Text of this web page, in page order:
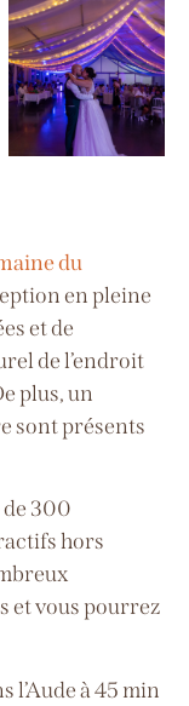
du
en pleine
et de
de l’endroit
plus, un
sont présents
de 300
hors
et vous pourrez
l’Audeà45 min